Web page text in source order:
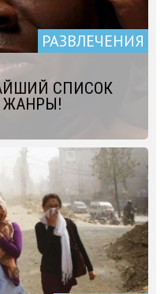
РАЗВЛЕЧЕНИЯ
СПИСОК
ЖАНРЫ!